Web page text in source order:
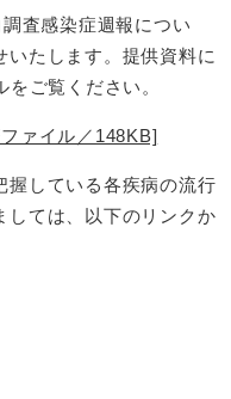
査感染症週報につい
たします。提供資料に
ご覧ください。
ァイル／148KB]
している各疾病の流行
しては、以下のリンクか